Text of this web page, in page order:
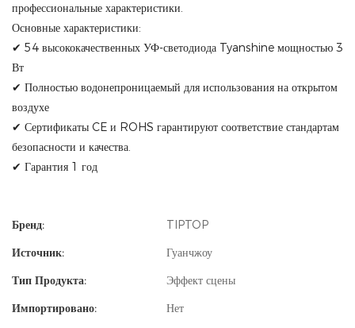
профессиональные характеристики.
Основные характеристики:
✔ 54 высококачественных УФ-светодиода Tyanshine мощностью 3
Вт
✔ Полностью водонепроницаемый для использования на открытом
воздухе
✔ Сертификаты CE и ROHS гарантируют соответствие стандартам
безопасности и качества.
✔ Гарантия 1 год
Бренд:
TIPTOP
Источник:
Гуанчжоу
Тип Продукта:
Эффект сцены
Импортировано:
Нет